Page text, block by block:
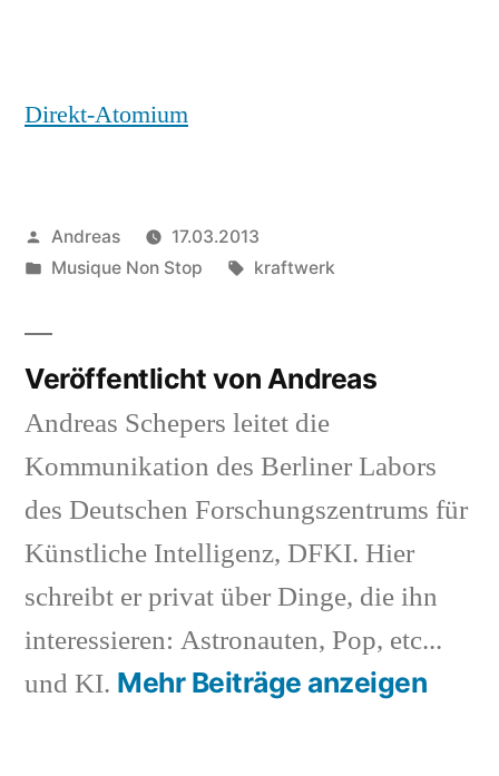
Direkt-Atomium
Veröffentlicht
von
Andreas
17.03.2013
Veröffentlicht
Musique Non Stop Schlagwörter:
kraftwerk
Veröffentlicht von Andreas
Andreas Schepers leitet die
Kommunikation des Berliner Labors
des Deutschen Forschungszentrums für
Künstliche Intelligenz, DFKI. Hier
schreibt er privat über Dinge, die ihn
interessieren: Astronauten, Pop, etc...
und KI. Mehr Beiträge anzeigen